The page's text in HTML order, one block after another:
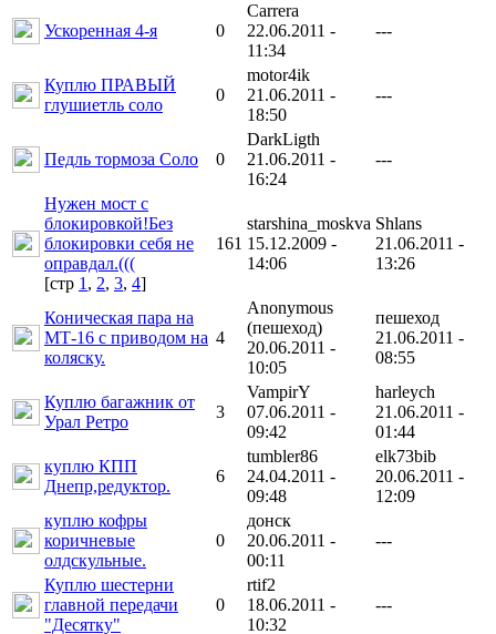
Ускоренная 4-я 0
Carrera
22.06.2011 -
11:34
---
Куплю ПРАВЫЙ
глушиетль соло
0
motor4ik
21.06.2011 -
18:50
---
Педль тормоза Соло 0
DarkLigth
21.06.2011 -
16:24
---
Нужен мост с
блокировкой!Без
блокировки себя не
оправдал.(((
[cтр 1, 2, 3, 4]
161
starshina_moskva
15.12.2009 -
14:06
Shlans
21.06.2011 -
13:26
Коническая пара на
МТ-16 с приводом на
коляску.
4
Anonymous
(пешеход)
20.06.2011 -
10:05
пешеход
21.06.2011 -
08:55
Куплю багажник от
Урал Ретро
3
VampirY
07.06.2011 -
09:42
harleych
21.06.2011 -
01:44
куплю КПП
Днепр,редуктор.
6
tumbler86
24.04.2011 -
09:48
elk73bib
20.06.2011 -
12:09
куплю кофры
коричневые
олдскульные.
0
донск
20.06.2011 -
00:11
---
Куплю шестерни
главной передачи
"Десятку"
0
rtif2
18.06.2011 -
10:32
---